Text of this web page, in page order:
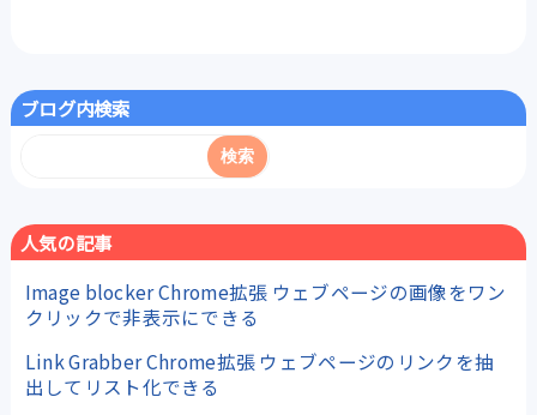
ブログ内検索
人気の記事
Image blocker Chrome拡張 ウェブページの画像をワン
クリックで非表示にできる
Link Grabber Chrome拡張 ウェブページのリンクを抽
出してリスト化できる